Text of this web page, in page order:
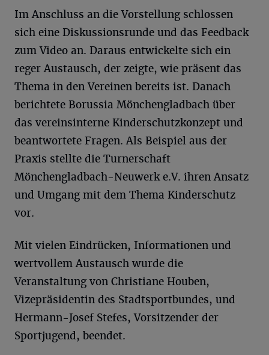
Im Anschluss an die Vorstellung schlossen
sich eine Diskussionsrunde und das Feedback
zum Video an. Daraus entwickelte sich ein
reger Austausch, der zeigte, wie präsent das
Thema in den Vereinen bereits ist. Danach
berichtete Borussia Mönchengladbach über
das vereinsinterne Kinderschutzkonzept und
beantwortete Fragen. Als Beispiel aus der
Praxis stellte die Turnerschaft
Mönchengladbach-Neuwerk e.V. ihren Ansatz
und Umgang mit dem Thema Kinderschutz
vor.
Mit vielen Eindrücken, Informationen und
wertvollem Austausch wurde die
Veranstaltung von Christiane Houben,
Vizepräsidentin des Stadtsportbundes, und
Hermann-Josef Stefes, Vorsitzender der
Sportjugend, beendet.